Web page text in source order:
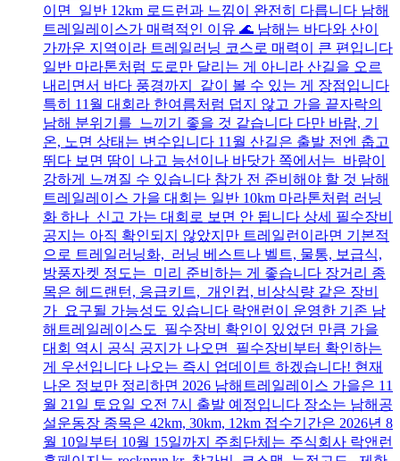
이면 일반 12km 로드런과 느낌이 완전히 다릅니다 남해
트레일레이스가 매력적인 이유 🌊 남해는 바다와 산이
가까운 지역이라 트레일러닝 코스로 매력이 큰 편입니다
일반 마라톤처럼 도로만 달리는 게 아니라 산길을 오르
내리면서 바다 풍경까지 같이 볼 수 있는 게 장점입니다
특히 11월 대회라 한여름처럼 덥지 않고 가을 끝자락의
남해 분위기를 느끼기 좋을 것 같습니다 다만 바람, 기
온, 노면 상태는 변수입니다 11월 산길은 출발 전엔 춥고
뛰다 보면 땀이 나고 능선이나 바닷가 쪽에서는 바람이
강하게 느껴질 수 있습니다 참가 전 준비해야 할 것 남해
트레일레이스 가을 대회는 일반 10km 마라톤처럼 러닝
화 하나 신고 가는 대회로 보면 안 됩니다 상세 필수장비
공지는 아직 확인되지 않았지만 트레일런이라면 기본적
으로 트레일러닝화, 러닝 베스트나 벨트, 물통, 보급식,
방풍자켓 정도는 미리 준비하는 게 좋습니다 장거리 종
목은 헤드랜턴, 응급키트, 개인컵, 비상식량 같은 장비
가 요구될 가능성도 있습니다 락앤런이 운영한 기존 남
해트레일레이스도 필수장비 확인이 있었던 만큼 가을
대회 역시 공식 공지가 나오면 필수장비부터 확인하는
게 우선입니다 나오는 즉시 업데이트 하겠습니다! 현재
나온 정보만 정리하면 2026 남해트레일레이스 가을은 11
월 21일 토요일 오전 7시 출발 예정입니다 장소는 남해공
설운동장 종목은 42km, 30km, 12km 접수기간은 2026년 8
월 10일부터 10월 15일까지 주최단체는 주식회사 락앤런